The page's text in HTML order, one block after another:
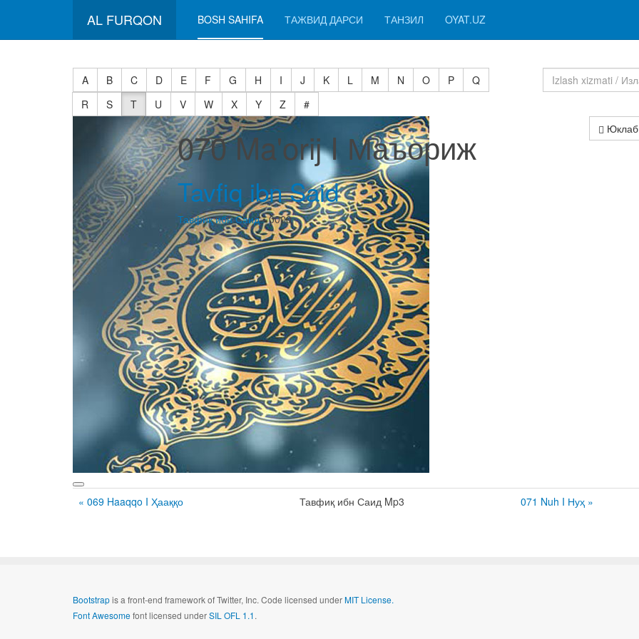
AL FURQON BOSH SAHIFA ТАЖВИД ДАРСИ ТАНЗИЛ OYAT.UZ
A B C D E F G H I J K L M N O P
Q
R
S T U V W X Y Z
#
070 Ma'orij I Маъориж
Tavfiq ibn Said
Тавфиқ ибн Саид• 0000
« 069 Haaqqo I Ҳааққо Тавфиқ ибн Саид Mp3 071 Nuh I Нуҳ »
Bootstrapis a front-end framework of Twitter, Inc. Code licensed underMIT License.
Font Awesomefont licensed underSIL OFL 1.1.